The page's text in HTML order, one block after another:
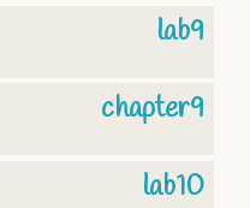
lab9
chapter9
lab10